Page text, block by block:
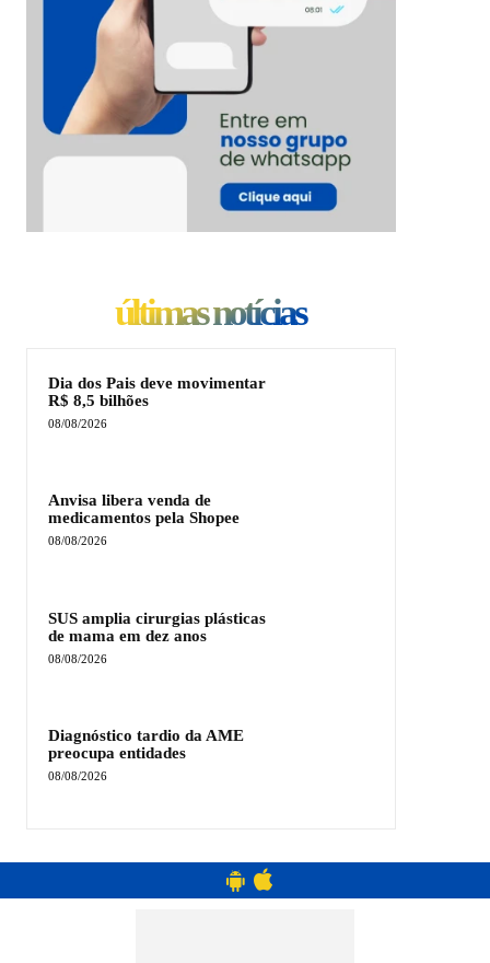
últimas notícias
Dia dos Pais deve movimentar
R$ 8,5 bilhões
08/08/2026
Anvisa libera venda de
medicamentos pela Shopee
08/08/2026
SUS amplia cirurgias plásticas
de mama em dez anos
08/08/2026
Diagnóstico tardio da AME
preocupa entidades
08/08/2026